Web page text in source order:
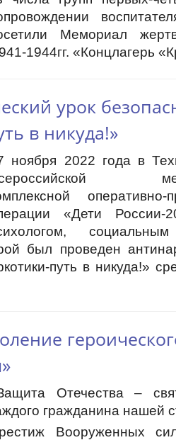
Мемориал
1944гг. «Концлагерь
урок
в никуда!»
ноября 2022 года в
оперативно-
«Дети России-
был проведен
путь в никуда!»
Отечества –
гражданина нашей
Вооруженных